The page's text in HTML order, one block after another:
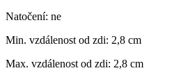
Natočení: ne
Min. vzdálenost od zdi: 2,8 cm
Max. vzdálenost od zdi: 2,8 cm